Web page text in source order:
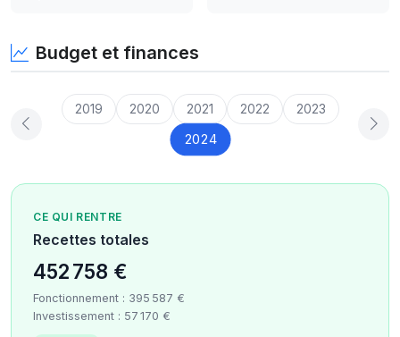
Budget et finances
2019 2020 2021 2022 2023
2024
CE QUI RENTRE
Recettes totales
452 758 €
Fonctionnement : 395 587 €
Investissement : 57 170 €